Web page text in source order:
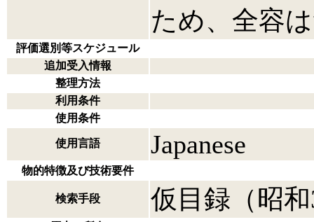
ため、全容
評価選別等スケジュール
追加受入情報
整理方法
利用条件
使用条件
使用言語 Japanese
物的特徴及び技術要件
検索手段 仮目録（昭